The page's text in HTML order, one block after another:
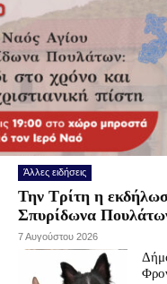
Άλλες ειδήσεις
Την Τρίτη η
Σπυρίδωνα
7 Αυγούστου 2026